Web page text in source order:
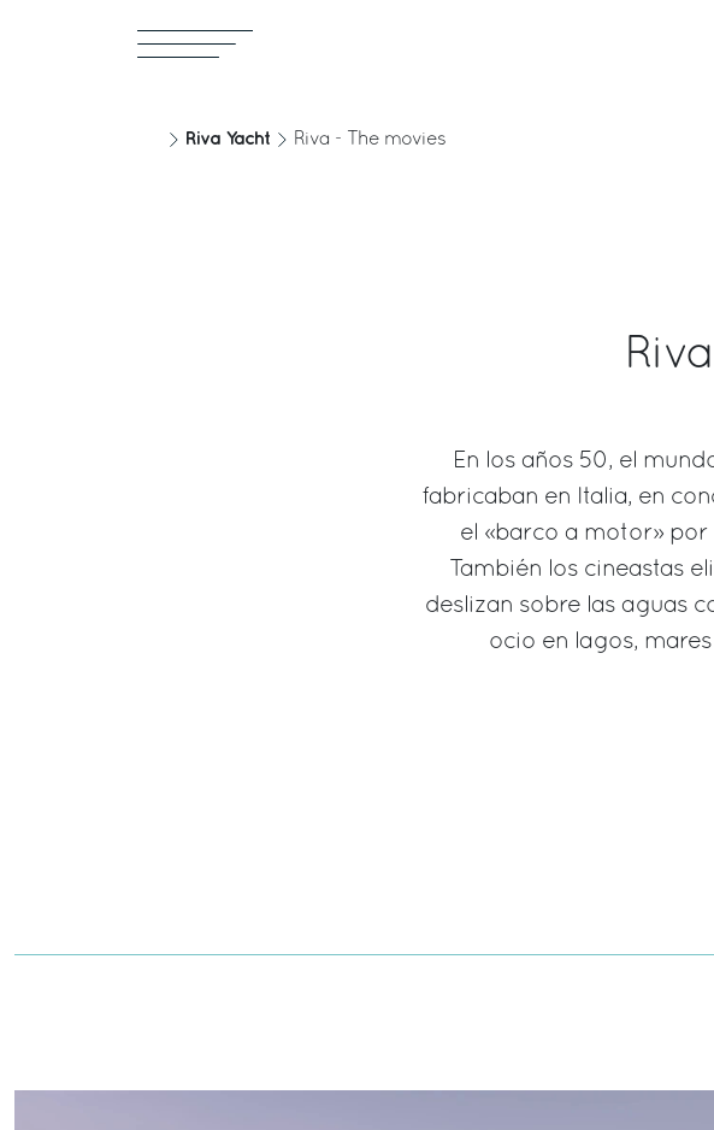
Riva Yacht Riva - The movies
En los años 50, el
fabricaban en Italia, en
el «barco a motor»
También los cineastas
deslizan sobre las aguas
ocio en lagos,